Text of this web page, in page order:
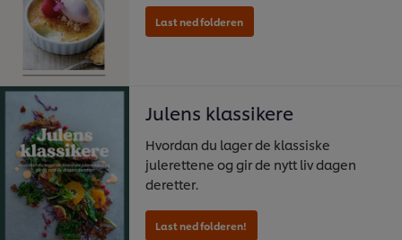
Julens klassikere
Hvordan du lager de klassiske
julerettene og gir de nytt liv dagen
deretter.
Vi bruker informasjonskapsler, og lignende teknikker,